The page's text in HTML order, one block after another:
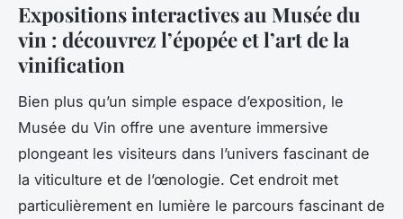
Expositions interactives au Musée du
vin : découvrez l’épopée et l’art de la
vinification
Bien plus qu’un simple espace d’exposition, le
Musée du Vin offre une aventure immersive
plongeant les visiteurs dans l’univers fascinant de
la viticulture et de l’œnologie. Cet endroit met
particulièrement en lumière le parcours fascinant de